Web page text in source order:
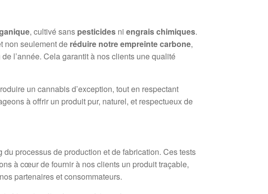
, cultivé sans pesticides niengrais chimiques.
non seulement de réduire notre empreinte carbone,
l’année. Cela garantit à nos clients une qualité
un cannabis d’exception, tout en respectant
à offrir un produit pur, naturel, et respectueux de
processus de production et de fabrication. Ces tests
à cœur de fournir à nos clients un produit traçable,
partenaires et consommateurs.